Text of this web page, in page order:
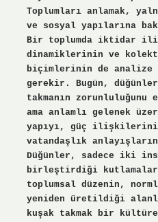
Toplumları anlamak,
ve sosyal yapılarına
Bir toplumda iktidar
dinamiklerinin ve
biçimlerinin de analize
gerekir. Bugün,
takmanın
ama anlamlı gelenek
yapıyı, güç
vatandaşlık
Düğünler, sadece iki
birleştirdiği kutlamalar
toplumsal düzenin,
yeniden üretildiği
kuşak takmak bir